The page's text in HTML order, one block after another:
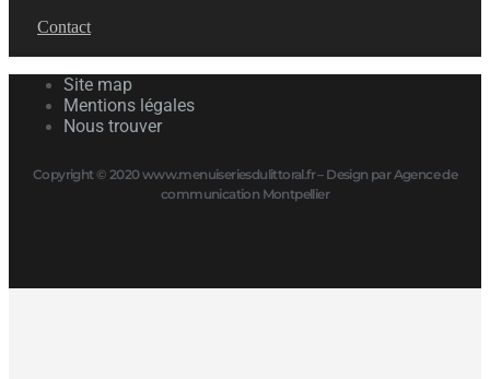
Contact
Site map
Mentions légales
Nous trouver
Copyright © 2020 www.menuiseriesdulittoral.fr – Design par Agence de
communication Montpellier